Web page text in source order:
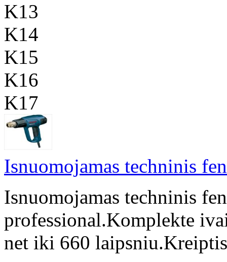
K13
K14
K15
K16
K17
Isnuomojamas techninis
Isnuomojamas techninis
professional.Komplekte
net iki 660